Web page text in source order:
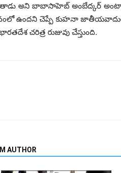
అని బాబాసాహెబ్ అంబేద్కర్ అంటారు.
ఉందని చెప్పే కుహనా జాతీయవాదుల
చరిత్ర రుజువు చేస్తుంది.
AUTHOR